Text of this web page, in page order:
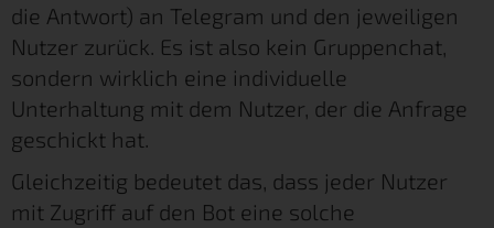
die Antwort) an Telegram und den jeweiligen
Nutzer zurück. Es ist also kein Gruppenchat,
sondern wirklich eine individuelle
Unterhaltung mit dem Nutzer, der die Anfrage
geschickt hat.
Gleichzeitig bedeutet das, dass jeder Nutzer
mit Zugriff auf den Bot eine solche